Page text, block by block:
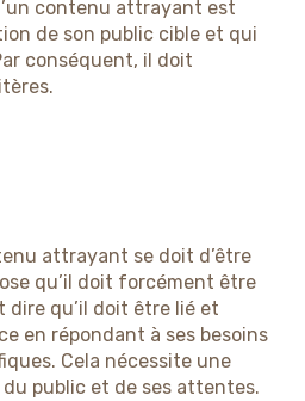
contenu attrayant est
de son public cible et qui
conséquent, il doit
attrayant se doit d’être
qu’il doit forcément être
dire qu’il doit être lié et
en répondant à ses besoins
Cela nécessite une
public et de ses attentes.